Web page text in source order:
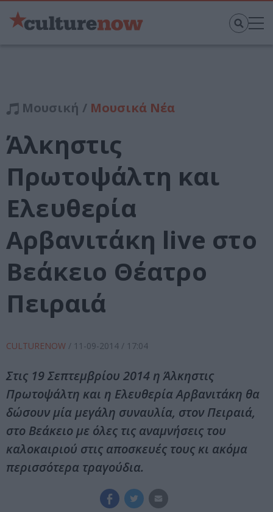
Μουσική / Μουσικά Νέα
Άλκηστις
Πρωτοψάλτη και
Ελευθερία
Αρβανιτάκη live στο
Βεάκειο Θέατρο
Πειραιά
CULTURENOW / 11-09-2014 / 17:04
Στις 19 Σεπτεμβρίου 2014 η Άλκηστις
Πρωτοψάλτη και η Ελευθερία Αρβανιτάκη θα
δώσουν μία μεγάλη συναυλία, στον Πειραιά,
στο Βεάκειο με όλες τις αναμνήσεις του
καλοκαιριού στις αποσκευές τους κι ακόμα
περισσότερα τραγούδια.